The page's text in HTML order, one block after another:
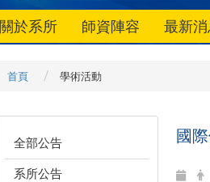
關於系所 師資陣容 最新消
首頁 學術活動
全部公告
系所公告
國